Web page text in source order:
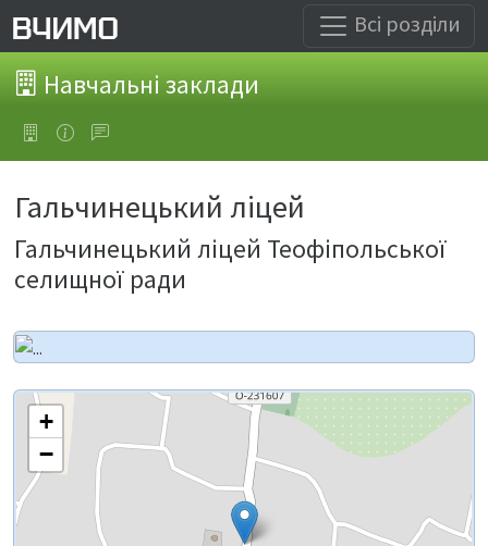
Всі розділи
Навчальні заклади
Гальчинецький ліцей
Гальчинецький ліцей Теофіпольської
селищної ради
+
−